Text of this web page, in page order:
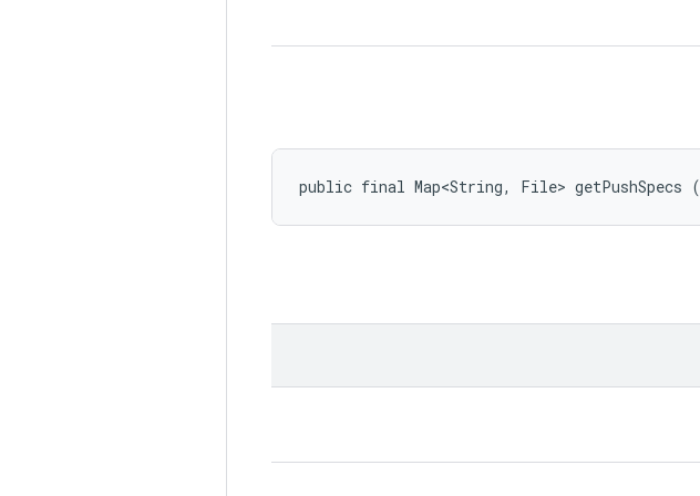
public final Map<String, File> getPushSpecs (